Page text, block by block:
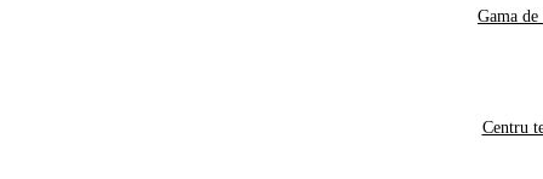
Gama de
Centru